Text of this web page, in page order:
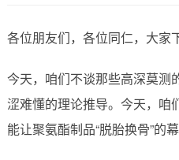
各位朋友们，各位同仁，大家
今天，咱们不谈那些高深莫测
涩难懂的理论推导。今天，咱
能让聚氨酯制品“脱胎换骨”的